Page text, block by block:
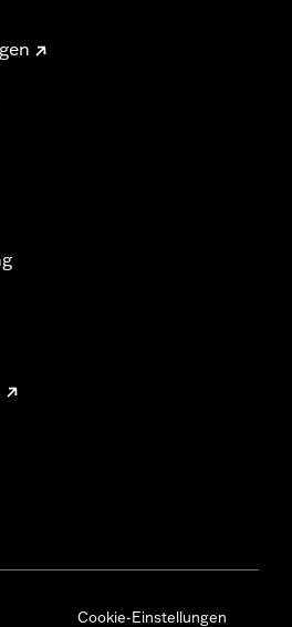
Cookie-Einstellungen